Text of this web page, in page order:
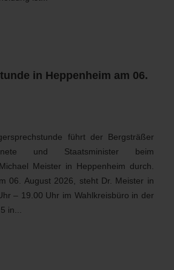
in Heppenheim am 06.
führt der Bergsträßer
und Staatsminister beim
Meister in Heppenheim durch.
06. August 2026, steht Dr. Meister in
– 19.00 Uhr im Wahlkreisbüro in der
in...